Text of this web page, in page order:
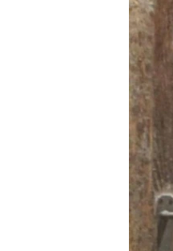
УКРАЇНСЬКА ПРОБЛЕМА КРИМУ